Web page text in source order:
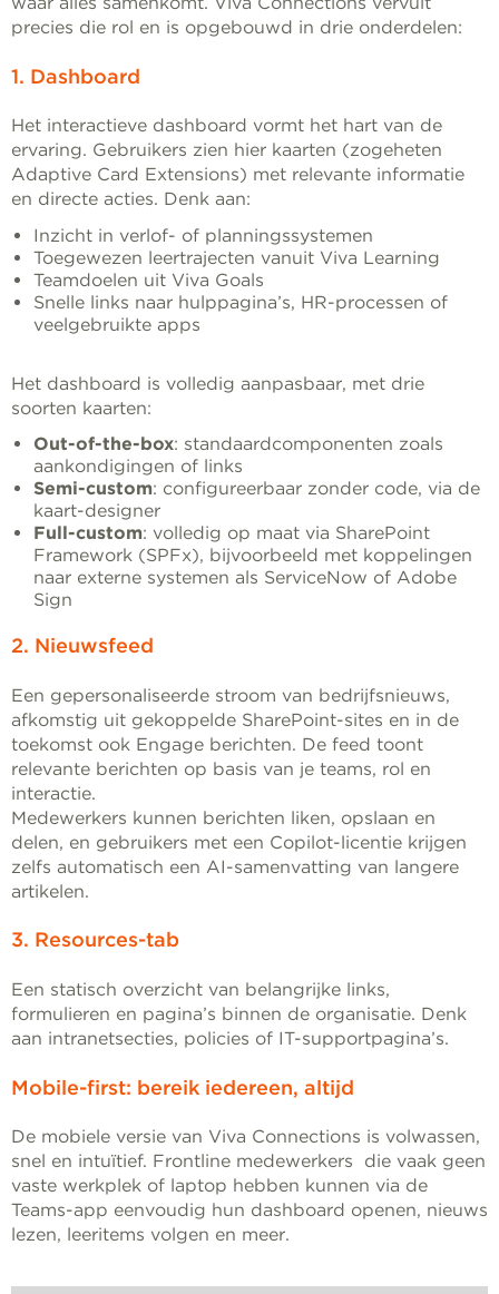
precies die rol en is opgebouwd in drie onderdelen:
1. Dashboard
Het interactieve dashboard vormt het hart van de
ervaring. Gebruikers zien hier kaarten (zogeheten
Adaptive Card Extensions) met relevante informatie
en directe acties. Denk aan:
Inzicht in verlof- of planningssystemen
Toegewezen leertrajecten vanuit Viva Learning
Teamdoelen uit Viva Goals
Snelle links naar hulppagina’s, HR-processen of
veelgebruikte apps
Het dashboard is volledig aanpasbaar, met drie
soorten kaarten:
Out-of-the-box: standaardcomponenten zoals
aankondigingen of links
Semi-custom: configureerbaar zonder code, via de
kaart-designer
Full-custom: volledig op maat via SharePoint
Framework (SPFx), bijvoorbeeld met koppelingen
naar externe systemen als ServiceNow of Adobe
Sign
2. Nieuwsfeed
Een gepersonaliseerde stroom van bedrijfsnieuws,
afkomstig uit gekoppelde SharePoint-sites en in de
toekomst ook Engage berichten. De feed toont
relevante berichten op basis van je teams, rol en
interactie.
Medewerkers kunnen berichten liken, opslaan en
delen, en gebruikers met een Copilot-licentie krijgen
zelfs automatisch een AI-samenvatting van langere
artikelen.
3. Resources-tab
Een statisch overzicht van belangrijke links,
formulieren en pagina’s binnen de organisatie. Denk
aan intranetsecties, policies of IT-supportpagina’s.
Mobile-first: bereik iedereen, altijd
De mobiele versie van Viva Connections is volwassen,
snel en intuïtief. Frontline medewerkers die vaak geen
vaste werkplek of laptop hebben kunnen via de
Teams-app eenvoudig hun dashboard openen, nieuws
lezen, leeritems volgen en meer.